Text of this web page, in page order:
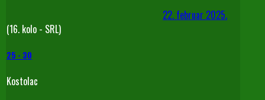
22. februar 2025.
(16. kolo - SRL)
25 - 30
Kostolac